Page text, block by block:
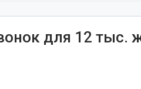
для 12 тыс.